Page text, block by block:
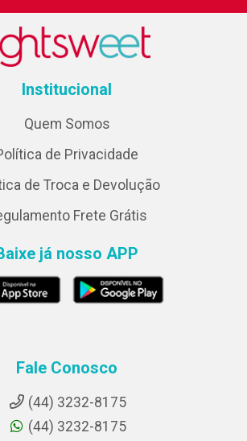
Institucional
Quem Somos
de Privacidade
de Troca e Devolução
Frete Grátis
já nosso APP
Fale Conosco
(44) 3232-8175
(44) 3232-8175